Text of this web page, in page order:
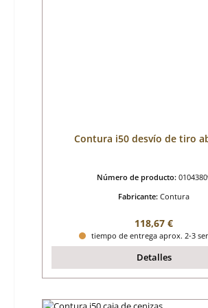
Contura i50 desvío de tiro
Número de producto:
Fabricante: Contura
Precio normal:
118,67 €
tiempo de entrega aprox. 2-3
Detalles